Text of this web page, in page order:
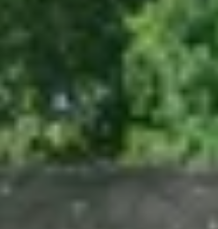
Champagne Moët et Chandon
Champagne Mumm
Champagne Nicolas Feuillatte
Champagne Pommery
Champagne Taittinger
Champagne Veuve Clicquot
Pressoria